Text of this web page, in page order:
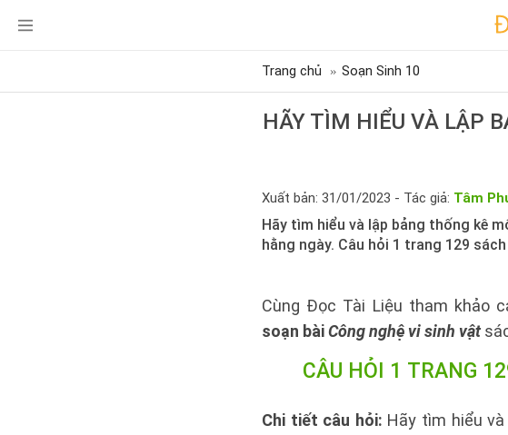
Trang chủ Soạn Sinh 10
HÃY TÌM HIỂU VÀ LẬP
Xuất bản: 31/01/2023 - Tác giả: Tâm
Hãy tìm hiểu và lập bảng thống kê
hằng ngày. Câu hỏi 1 trang 129
Cùng Đọc Tài Liệu tham khảo
soạn bàiCông nghệ vi sinh vật
CÂU HỎI 1 TRANG
Chi tiết câu hỏi: Hãy tìm hiểu